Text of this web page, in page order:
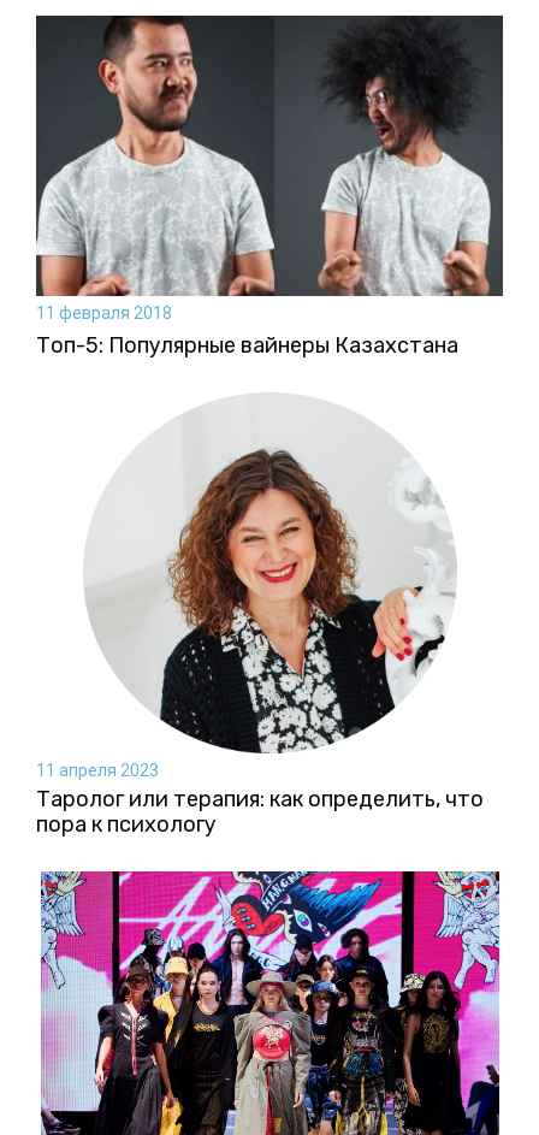
11 февраля 2018
Топ-5: Популярные вайнеры Казахстана
11 апреля 2023
Таролог или терапия: как определить, что
пора к психологу